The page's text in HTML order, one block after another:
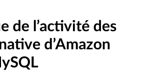
de l’activité des
d’Amazon